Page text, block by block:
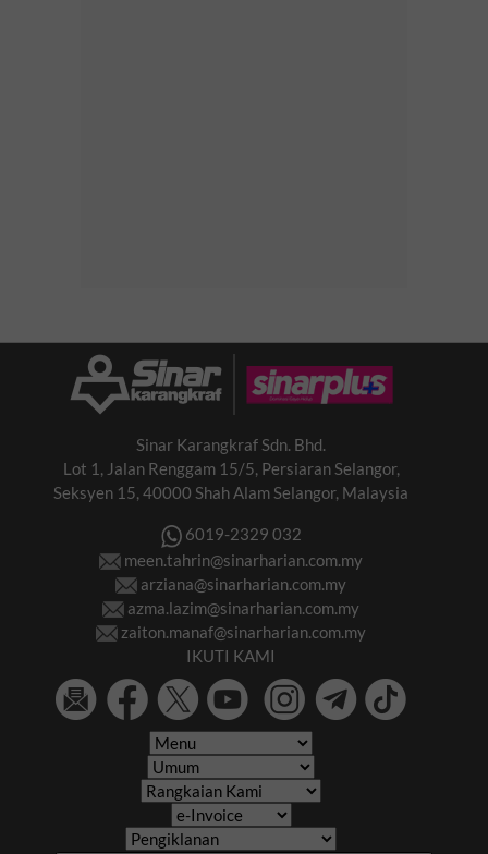
Sinar Karangkraf Sdn. Bhd.
Lot 1, Jalan Renggam 15/5, Persiaran Selangor,
Seksyen 15, 40000 Shah Alam Selangor, Malaysia
6019-2329 032
meen.tahrin@sinarharian.com.my
arziana@sinarharian.com.my
azma.lazim@sinarharian.com.my
zaiton.manaf@sinarharian.com.my
IKUTI KAMI